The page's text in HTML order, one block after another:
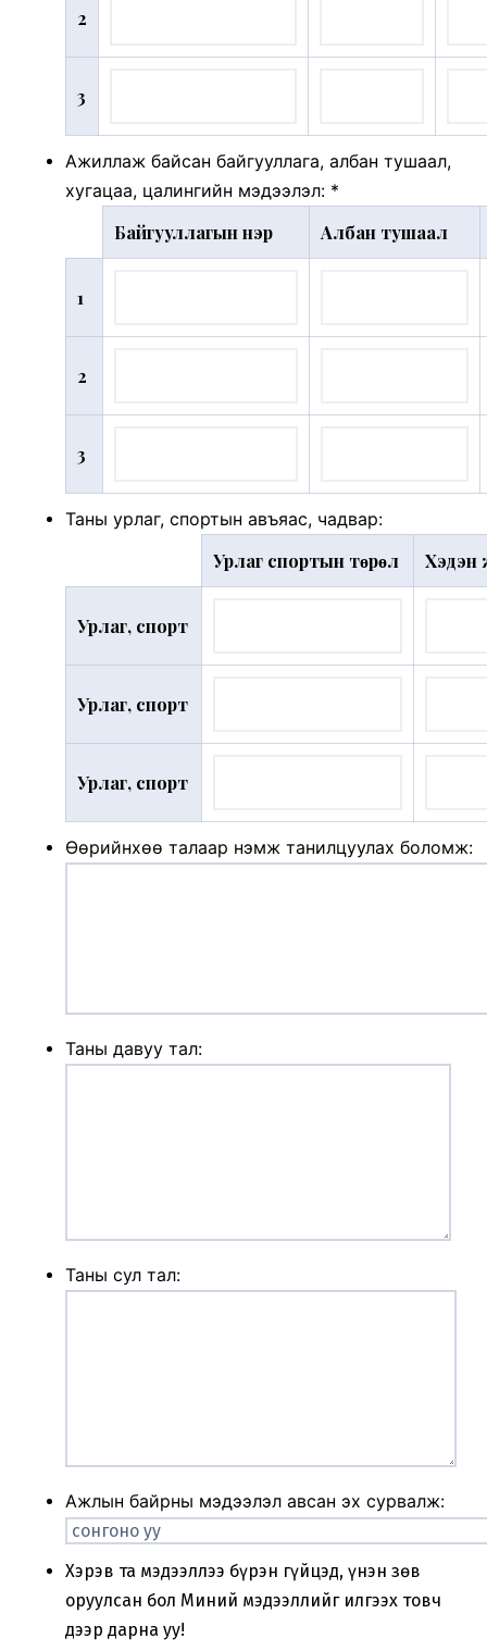
2
3
Ажиллаж байсан байгууллага, албан тушаал,
хугацаа, цалингийн мэдээлэл: *
Байгууллагын нэр Албан тушаал
1
2
3
Таны урлаг, спортын авъяас, чадвар:
Урлаг спортын төрөл Хэдэн
Урлаг, спорт
Урлаг, спорт
Урлаг, спорт
Өөрийнхөө талаар нэмж танилцуулах боломж:
Таны давуу тал:
Таны сул тал:
Ажлын байрны мэдээлэл авсан эх сурвалж:
Хэрэв та мэдээллээ бүрэн гүйцэд, үнэн зөв
оруулсан бол Миний мэдээллийг илгээх товч
дээр дарна уу!